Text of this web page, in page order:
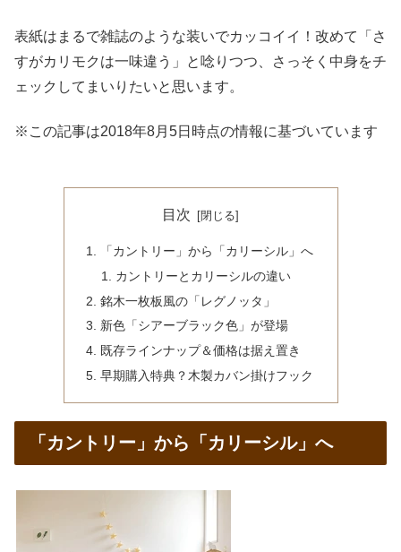
表紙はまるで雑誌のような装いでカッコイイ！改めて「さ
すがカリモクは一味違う」と唸りつつ、さっそく中身をチ
ェックしてまいりたいと思います。
※この記事は2018年8月5日時点の情報に基づいています
目次
「カントリー」から「カリーシル」へ
カントリーとカリーシルの違い
銘木一枚板風の「レグノッタ」
新色「シアーブラック色」が登場
既存ラインナップ＆価格は据え置き
早期購入特典？木製カバン掛けフック
「カントリー」から「カリーシル」へ